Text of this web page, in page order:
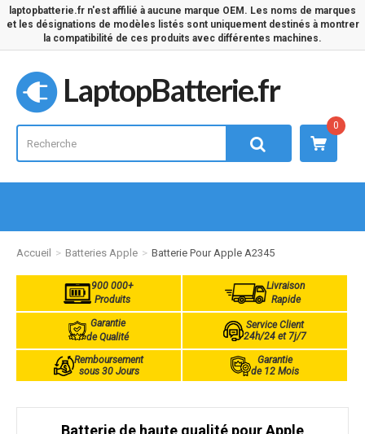
laptopbatterie.fr n'est affilié à aucune marque OEM. Les noms de marques
et les désignations de modèles listés sont uniquement destinés à montrer
la compatibilité de ces produits avec différentes machines.
LaptopBatterie.fr
0
Accueil Batteries Apple Batterie Pour Apple A2345
900 000+
Produits
Livraison
Rapide
Garantie
de Qualité
Service Client
24h/24 et 7j/7
Remboursement
sous 30 Jours
Garantie
de 12 Mois
Batterie de haute qualité pour Apple